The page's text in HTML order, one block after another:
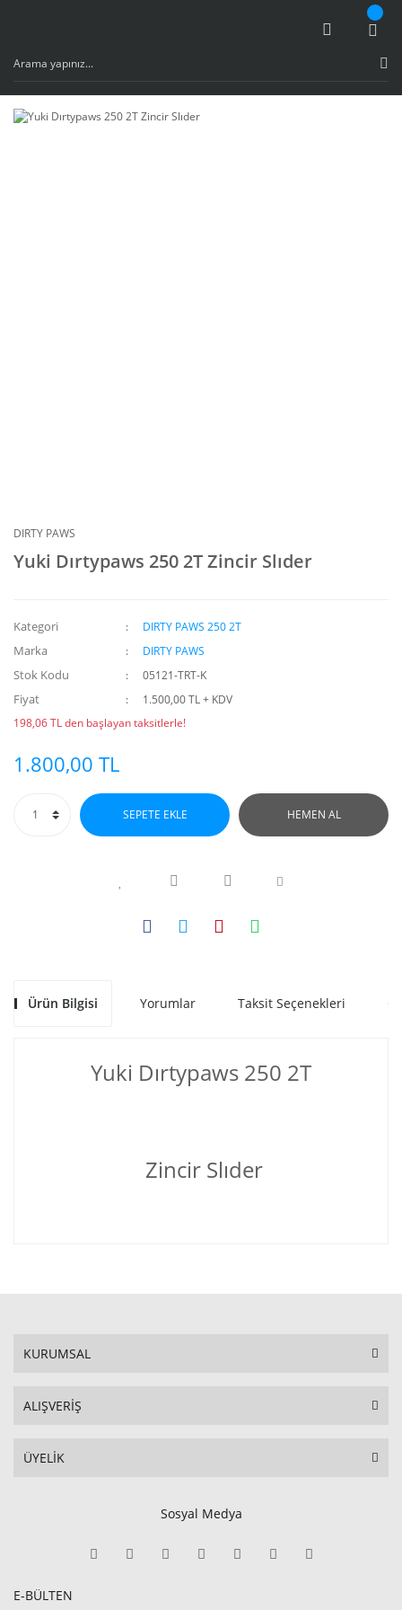
DIRTY PAWS
Yuki Dırtypaws 250 2T Zincir Slıder
Kategori DIRTY PAWS 250 2T
Marka DIRTY PAWS
Stok Kodu 05121-TRT-K
Fiyat
1.500,00 TL + KDV
198,06 TL den başlayan taksitlerle!
1.800,00 TL
SEPETE EKLE HEMEN AL
Ürün Bilgisi Yorumlar Taksit Seçenekleri
Yuki Dırtypaws 250 2T
Zincir Slıder
KURUMSAL
ALIŞVERİŞ
ÜYELİK
Sosyal Medya
E-BÜLTEN